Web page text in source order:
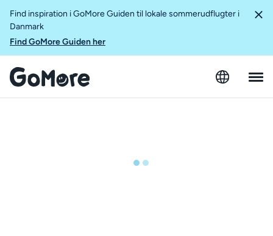
Find inspiration i GoMore Guiden til lokale sommerudflugter i
Danmark
Find GoMore Guiden her